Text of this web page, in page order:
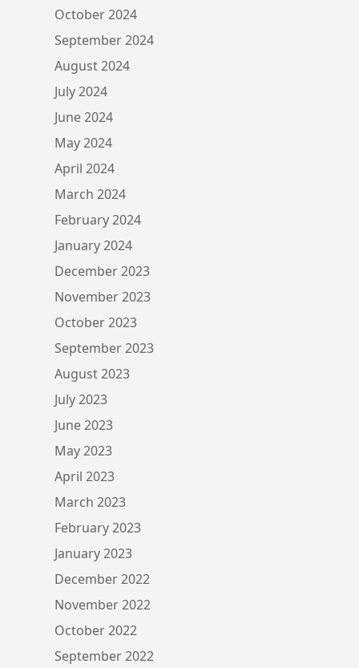
October 2024
September 2024
August 2024
July 2024
June 2024
May 2024
April 2024
March 2024
February 2024
January 2024
December 2023
November 2023
October 2023
September 2023
August 2023
July 2023
June 2023
May 2023
April 2023
March 2023
February 2023
January 2023
December 2022
November 2022
October 2022
September 2022